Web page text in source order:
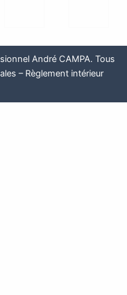
André CAMPA. Tous
– Règlement intérieur